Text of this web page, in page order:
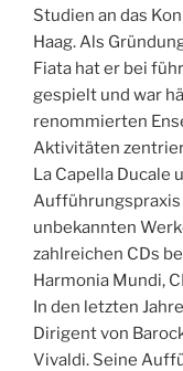
Studien an das
Haag. Als
Fiata hat er bei
gespielt und war
renommierten
Aktivitäten
La Capella Ducale
Aufführungspraxis
unbekannten
zahlreichen CDs
Harmonia Mundi,
In den letzten
Dirigent von
Vivaldi. Seine